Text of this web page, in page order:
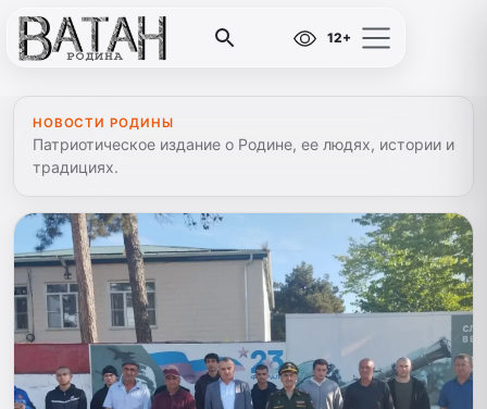
12+
НОВОСТИ РОДИНЫ
Патриотическое издание о Родине, ее людях, истории и
традициях.